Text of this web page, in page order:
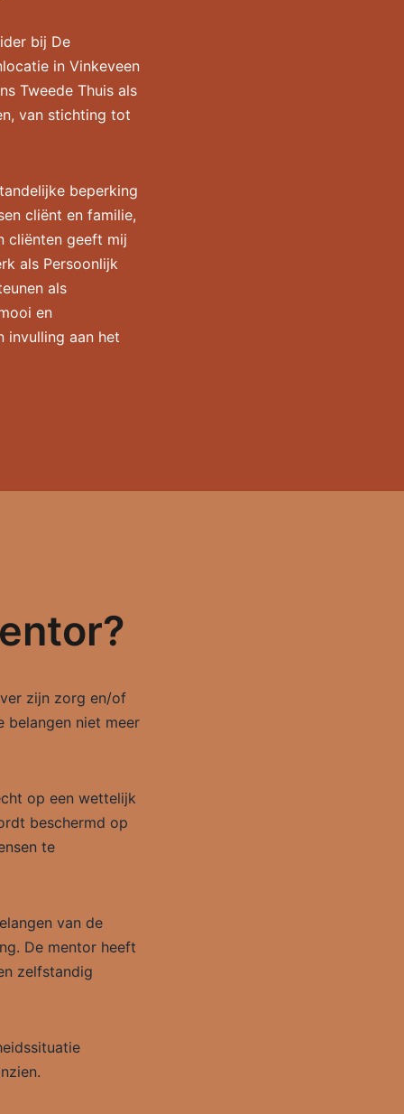
bij De
in Vinkeveen
Tweede Thuis als
van stichting tot
beperking
cliënt en familie,
cliënten geeft mij
als Persoonlijk
als
en
invulling aan het
zijn zorg en/of
belangen niet meer
op een wettelijk
beschermd op
te
van de
De mentor heeft
zelfstandig